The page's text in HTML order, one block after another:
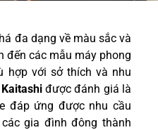
đa dạng về màu sắc và
đến các mẫu máy phong
hợp với sở thích và nhu
Kaitashiđược đánh giá là
đáp ứng được nhu cầu
gia đình đông thành